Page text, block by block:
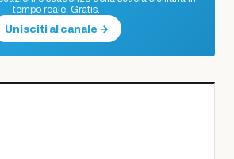
tempo reale. Gratis.
Unisciti al canale →